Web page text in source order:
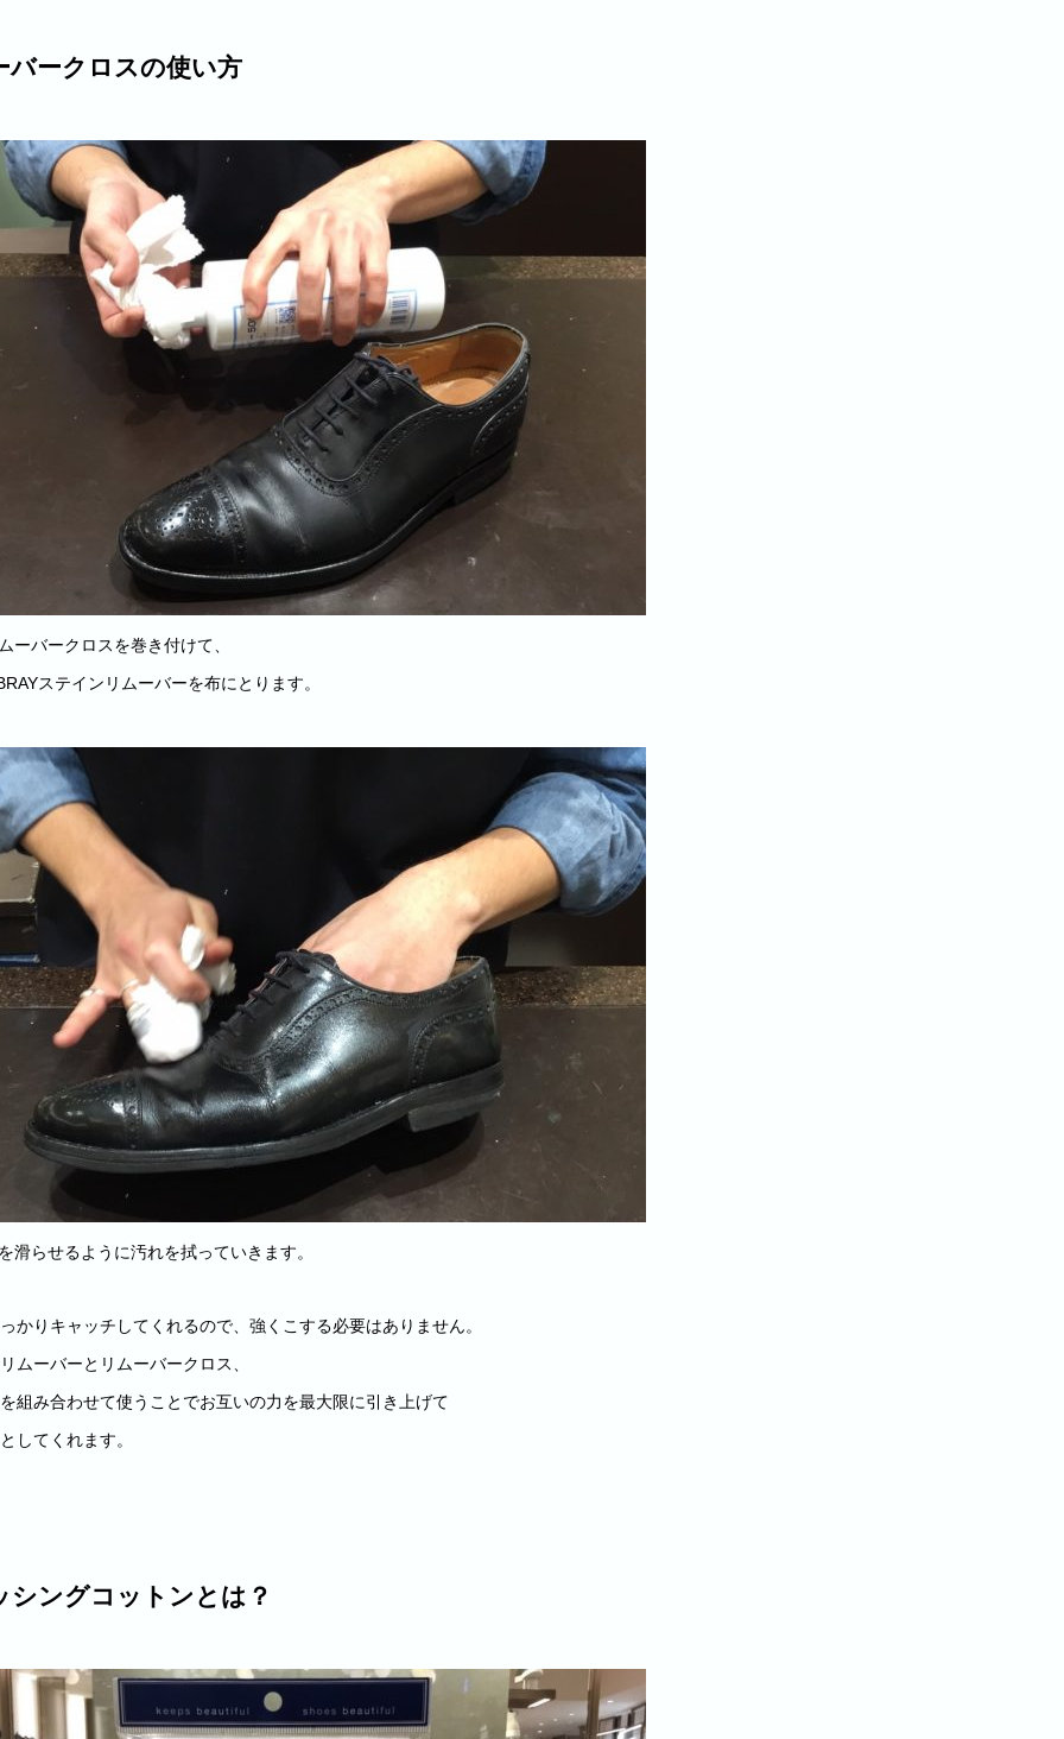
バークロスの使い方
ーバークロスを巻き付けて、
ステインリムーバーを布にとります。
滑らせるように汚れを拭っていきます。
かりキャッチしてくれるので、強くこする必要はありません。
ムーバーとリムーバークロス、
組み合わせて使うことでお互いの力を最大限に引き上げて
してくれます。
シングコットンとは？